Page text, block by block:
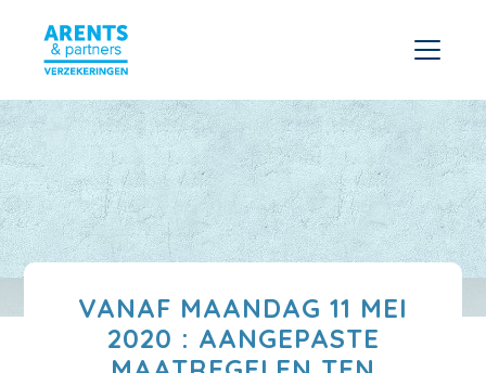
VANAF MAANDAG 11 MEI
2020 : AANGEPASTE